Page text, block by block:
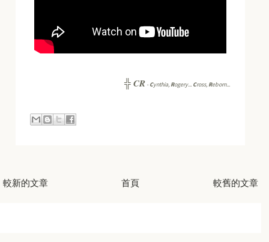
╬CR -Cynthia, Rogery... Cross, Reborn...
較新的文章 較舊的文章
首頁